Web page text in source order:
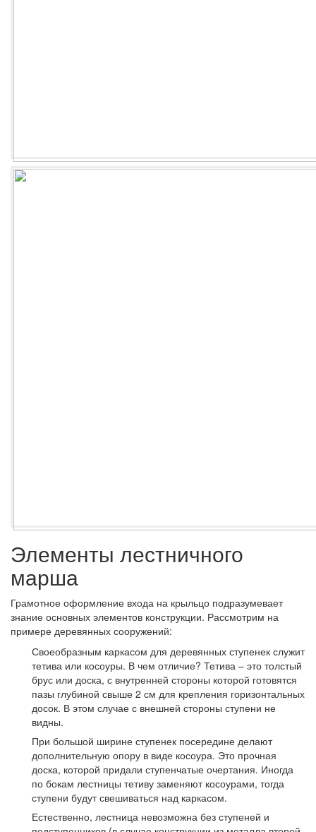
Элементы лестничного
марша
Грамотное оформление входа на крыльцо подразумевает
знание основных элементов конструкции. Рассмотрим на
примере деревянных сооружений:
Своеобразным каркасом для деревянных ступенек служит
тетива или косоуры. В чем отличие? Тетива – это толстый
брус или доска, с внутренней стороны которой готовятся
пазы глубиной свыше 2 см для крепления горизонтальных
досок. В этом случае с внешней стороны ступени не
видны.
При большой ширине ступенек посередине делают
дополнительную опору в виде косоура. Это прочная
доска, которой придали ступенчатые очертания. Иногда
по бокам лестницы тетиву заменяют косоурами, тогда
ступени будут свешиваться над каркасом.
Естественно, лестница невозможна без ступеней и